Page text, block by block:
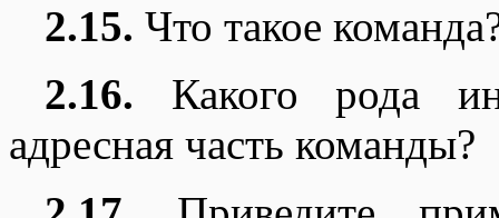
2.15. Что такое
2.16. Какого рода
адресная часть команды?